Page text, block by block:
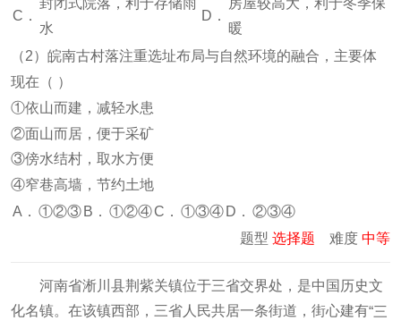
C．
封闭式院落，利于存储雨
水
D．
房屋较高大，利于冬季保
暖
（2）皖南古村落注重选址布局与自然环境的融合，主要体
现在（ ）
①依山而建，减轻水患
②面山而居，便于采矿
③傍水结村，取水方便
④窄巷高墙，节约土地
A． ①②③ B． ①②④C． ①③④ D． ②③④
题型 选择题 难度 中等
河南省淅川县荆紫关镇位于三省交界处，是中国历史文
化名镇。在该镇西部，三省人民共居一条街道，街心建有“三